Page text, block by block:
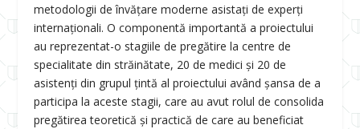
metodologii de învăţare moderne asistaţi de experţi
internaționali. O componentă importantă a proiectului
au reprezentat-o stagiile de pregătire la centre de
specialitate din străinătate, 20 de medici și 20 de
asistenți din grupul țintă al proiectului având șansa de a
participa la aceste stagii, care au avut rolul de consolida
pregătirea teoretică și practică de care au beneficiat